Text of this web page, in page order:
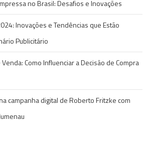
no Brasil: Desafios e Inovações
Inovações e Tendências que Estão
Publicitário
Como Influenciar a Decisão de Compra
campanha digital de Roberto Fritzke com